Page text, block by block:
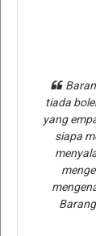
tiada
yang
siapa